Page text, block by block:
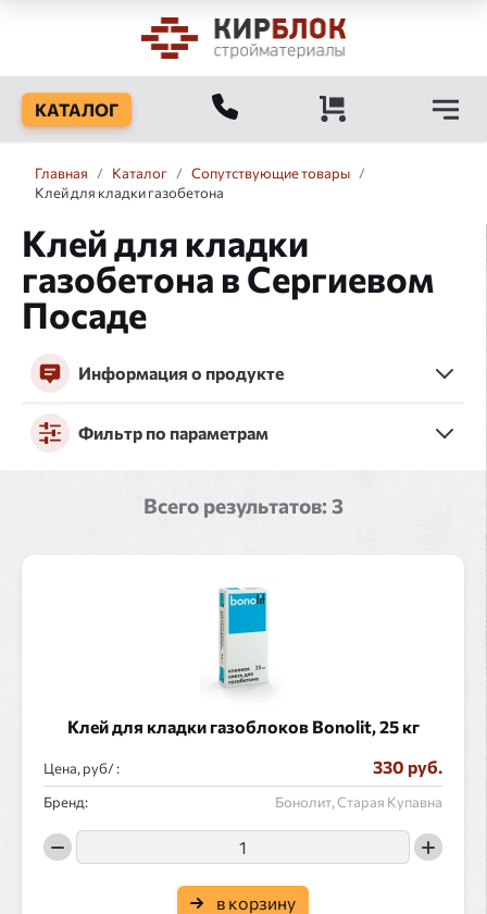
КАТАЛОГ
Главная / Каталог / Сопутствующие товары /
Клей для кладки газобетона
Клей для кладки
газобетона в Сергиевом
Посаде
Информация о продукте
Фильтр по параметрам
Всего результатов:3
Клей для кладки газоблоков Bonolit, 25 кг
Цена, руб/ : 330 руб.
Бренд: Бонолит, Старая Купавна
в корзину